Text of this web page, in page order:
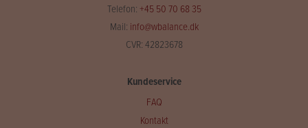
Telefon: +45 50 70 68 35
Mail: info@wbalance.dk
CVR: 42823678
Kundeservice
FAQ
Kontakt